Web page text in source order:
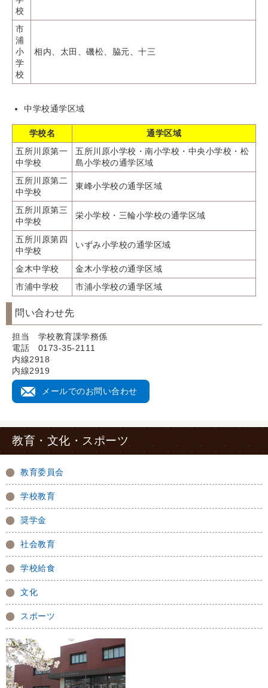
校
市
浦
小
学
校
相内、太田、磯松、脇元、十三
中学校通学区域
学校名
通学区域
五所川原第一
中学校
五所川原小学校・南小学校・中央小学校・松
島小学校の通学区域
五所川原第二
中学校
東峰小学校の通学区域
五所川原第三
中学校
栄小学校・三輪小学校の通学区域
五所川原第四
中学校
いずみ小学校の通学区域
金木中学校
金木小学校の通学区域
市浦中学校
市浦小学校の通学区域
問い合わせ先
担当 学校教育課学務係
電話 0173-35-2111
内線2918
内線2919
メールでのお問い合わせ
教育・文化・スポーツ
教育委員会
学校教育
奨学金
社会教育
学校給食
文化
スポーツ